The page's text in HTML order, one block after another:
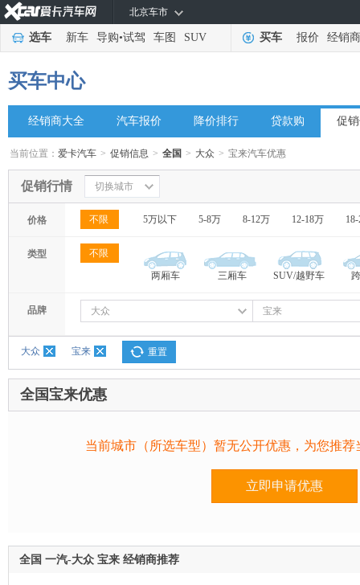
北京车市
选车 新车 导购•试驾 车图 SUV 买车 报价 经销商
买车中心
经销商大全 汽车报价 降价排行 贷款购 促
当前位置：爱卡汽车 > 促销信息 > 全国 > 大众 > 宝来汽车优惠
促销行情 切换城市
价格 不限 5万以下 5-8万 8-12万 12-18万
类型
不限
两厢车
三厢车 SUV/越野车
品牌 大众 宝来
大众 宝来 重置
全国宝来优惠
当前城市（所选车型）暂无公开优惠，为您推
立即申请优惠
全国 一汽-大众 宝来 经销商推荐